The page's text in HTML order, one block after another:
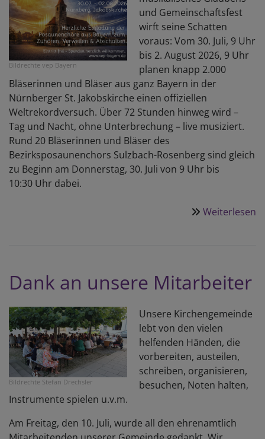
Bildrechte vep Bayern
und Ge­mein­schafts­fest
wirft seine Schat­ten
voraus: Vom 30. Juli, 9 Uhr
bis 2. August 2026, 9 Uhr
planen knapp 2.000
Bläserinnen und Bläser aus ganz Bayern in der
Nürnberger St. Jakobskirche einen offiziellen
Weltrekordversuch. Über 72 Stunden hinweg wird –
Tag und Nacht, ohne Unterbrechung – live musiziert.
Rund 20 Bläserinnen und Bläser des
Bezirksposaunenchors Sulzbach-Rosenberg sind gleich
zu Beginn am Donnerstag, 30. Juli von 9 Uhr bis
10:30 Uhr dabei.
Weiterlesen
Dank an unsere Mitarbeiter
Bildrechte Stefan Drechsler
Unsere Kirchengemeinde
lebt von den vielen
helfenden Händen, die
vorbereiten, austeilen,
schreiben, organisieren,
besuchen, Noten halten,
Instrumente spielen u.v.m.
Am Freitag, den 10. Juli, wurde all den ehrenamtlich